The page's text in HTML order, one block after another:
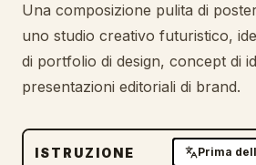
Prompt
Prezzi
Scarica
Una composizione pulita di
uno studio creativo futuristico,
di portfolio di design, concept di
presentazioni editoriali di brand.
ISTRUZIONE Prima